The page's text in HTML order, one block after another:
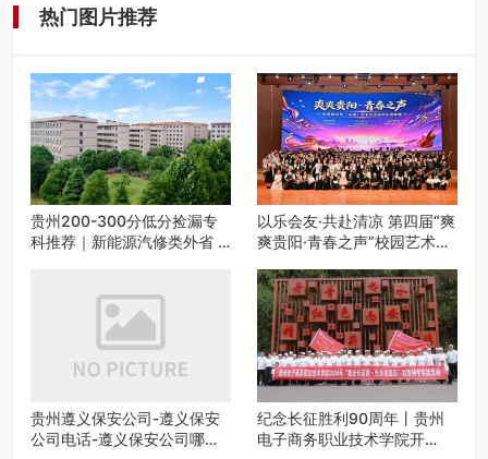
热门图片推荐
贵州200-300分低分捡漏专
科推荐｜新能源汽修类外省 5
以乐会友·共赴清凉 第四届“爽
爽贵阳·青春之声”校园艺术交
贵州遵义保安公司-遵义保安
公司电话-遵义保安公司哪家
纪念长征胜利90周年丨贵州
电子商务职业技术学院开